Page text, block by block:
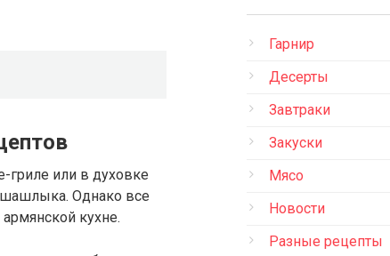
гриле или в духовке
Однако все
кухне.
Гарнир
Десерты
Завтраки
Закуски
Мясо
Новости
Разные рецепты